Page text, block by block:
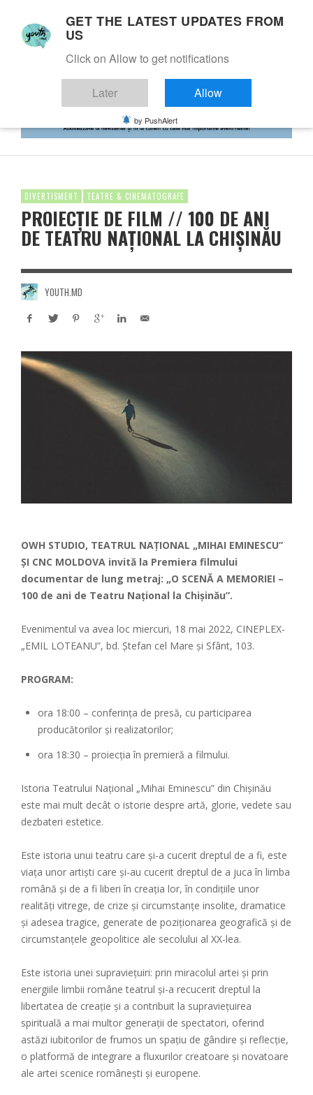
DIVERTISMENT TEATRE & CINEMATOGRAFE
PROIECȚIE DE FILM // 100 DE ANI
DE TEATRU NAȚIONAL LA CHIȘINĂU
YOUTH.MD
OWH STUDIO, TEATRUL NAȚIONAL „MIHAI EMINESCU”
ȘI CNC MOLDOVA invită la Premiera filmului
documentar de lung metraj: „O SCENĂ A MEMORIEI –
100 de ani de Teatru Național la Chișinău”.
Evenimentul va avea loc miercuri, 18 mai 2022, CINEPLEX-
„EMIL LOTEANU”, bd. Ștefan cel Mare și Sfânt, 103.
PROGRAM:
ora 18:00 – conferința de presă, cu participarea
producătorilor și realizatorilor;
ora 18:30 – proiecția în premieră a filmului.
Istoria Teatrului Național „Mihai Eminescu” din Chișinău
este mai mult decât o istorie despre artă, glorie, vedete sau
dezbateri estetice.
Este istoria unui teatru care și-a cucerit dreptul de a fi, este
viața unor artiști care și-au cucerit dreptul de a juca în limba
română și de a fi liberi în creația lor, în condițiile unor
realități vitrege, de crize și circumstanțe insolite, dramatice
și adesea tragice, generate de poziționarea geografică și de
circumstanțele geopolitice ale secolului al XX-lea.
Este istoria unei supraviețuiri: prin miracolul artei și prin
energiile limbii române teatrul și-a recucerit dreptul la
libertatea de creație și a contribuit la supraviețuirea
spirituală a mai multor generații de spectatori, oferind
astăzi iubitorilor de frumos un spațiu de gândire și reflecție,
o platformă de integrare a fluxurilor creatoare și novatoare
ale artei scenice românești și europene.
GET THE LATEST UPDATES FROM
US
Click on Allow to get notifications
Later Allow
by PushAlert